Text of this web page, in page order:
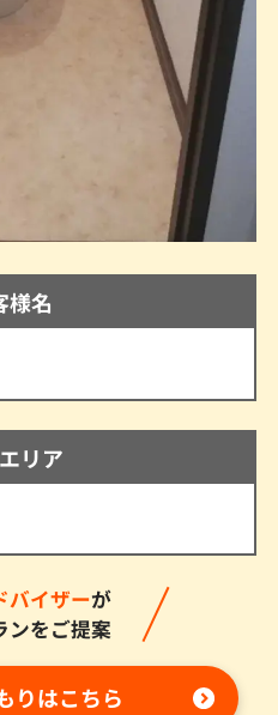
様名
リア
バイザーが
ンをご提案
りはこちら